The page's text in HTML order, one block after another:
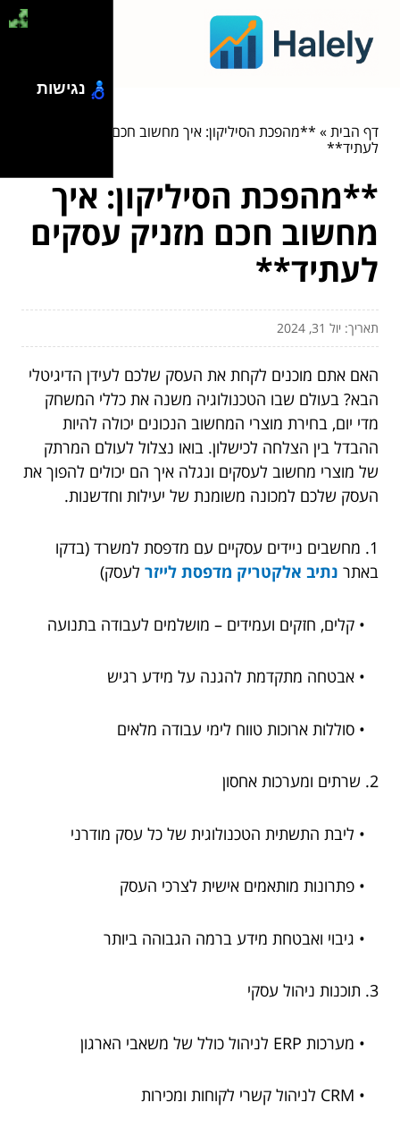
דף הבית» **מהפכת הסיליקון: איך מחשוב חכם מזניק עסקים
לעתיד**
**מהפכת הסיליקון: איך
מחשוב חכם מזניק עסקים
לעתיד**
תאריך: יול 31, 2024
האם אתם מוכנים לקחת את העסק שלכם לעידן הדיגיטלי
הבא? בעולם שבו הטכנולוגיה משנה את כללי המשחק
מדי יום, בחירת מוצרי המחשוב הנכונים יכולה להיות
ההבדל בין הצלחה לכישלון. בואו נצלול לעולם המרתק
של מוצרי מחשוב לעסקים ונגלה איך הם יכולים להפוך את
העסק שלכם למכונה משומנת של יעילות וחדשנות.
1. מחשבים ניידים עסקיים עם מדפסת למשרד (בדקו
באתר נתיב אלקטריק מדפסת לייזר לעסק)
• קלים, חזקים ועמידים – מושלמים לעבודה בתנועה
• אבטחה מתקדמת להגנה על מידע רגיש
• סוללות ארוכות טווח לימי עבודה מלאים
2. שרתים ומערכות אחסון
• ליבת התשתית הטכנולוגית של כל עסק מודרני
• פתרונות מותאמים אישית לצרכי העסק
• גיבוי ואבטחת מידע ברמה הגבוהה ביותר
3. תוכנות ניהול עסקי
• מערכות ERP לניהול כולל של משאבי הארגון
• CRM לניהול קשרי לקוחות ומכירות
נגישות